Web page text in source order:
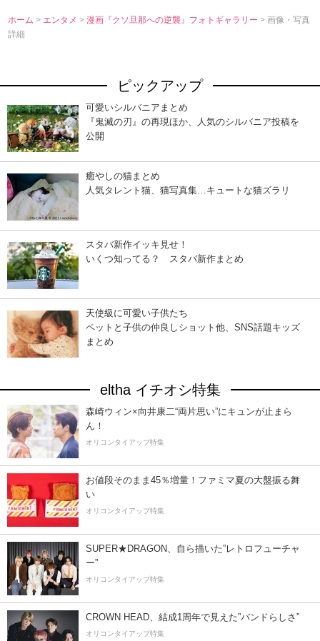
ホーム > エンタメ>漫画『クソ旦那への逆襲』フォトギャラリー> 画像・写真
詳細
ピックアップ
可愛いシルバニアまとめ
『鬼滅の刃』の再現ほか、人気のシルバニア投稿を
公開
癒やしの猫まとめ
人気タレント猫、猫写真集…キュートな猫ズラリ
スタバ新作イッキ見せ！
いくつ知ってる？ スタバ新作まとめ
天使級に可愛い子供たち
ペットと子供の仲良しショット他、SNS話題キッズ
まとめ
eltha イチオシ特集
森崎ウィン×向井康二“両片思い”にキュンが止まら
ん！
オリコンタイアップ特集
お値段そのまま45％増量！ファミマ夏の大盤振る舞
い
オリコンタイアップ特集
SUPER★DRAGON、自ら描いた”レトロフューチャ
ー”
オリコンタイアップ特集
CROWN HEAD、結成1周年で見えた”バンドらしさ”
オリコンタイアップ特集